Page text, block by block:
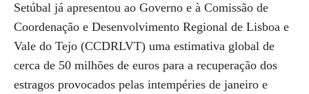
Setúbal já apresentou ao Governo e à Comissão de
Coordenação e Desenvolvimento Regional de Lisboa e
Vale do Tejo (CCDRLVT) uma estimativa global de
cerca de 50 milhões de euros para a recuperação dos
estragos provocados pelas intempéries de janeiro e